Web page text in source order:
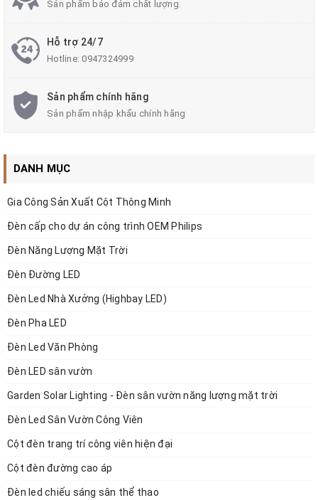
đèn thả văn phòng kích thước
mang đến một không gian lý tưởng. Dưới đây,
1. Đặc điểm và ứng dụng của đèn panel thả trần
200x1200mm
1.1. Đặc điểm
tinh tế. Khung nhôm định hình có độ bền cơ học cao.
Nó còn được trang bị lớp sơn tĩnh điện để ngăn ngừa
han gỉ, đảm bảo tính thẩm mỹ.
lớp mica chịu lực màu trắng.
Sản phẩm bảo đảm chất lượng.
Hỗ trợ 24/7
Hotline:0947324999
Sản phẩm chính hãng
Sản phẩm nhập khẩu chính hãng
DANH MỤC
Gia Công Sản Xuất Cột Thông Minh
Đèn cấp cho dự án công trình OEM Philips
Đèn Năng Lượng Mặt Trời
Đèn Đường LED
Đèn Led Nhà Xưởng (Highbay LED)
Đèn Pha LED
Đèn Led Văn Phòng
Đèn LED sân vườn
Garden Solar Lighting - Đèn sân vườn năng lượng mặt trời
Đèn Led Sân Vườn Công Viên
Cột đèn trang trí công viên hiện đại
Cột đèn đường cao áp
Đèn led chiếu sáng sân thể thao